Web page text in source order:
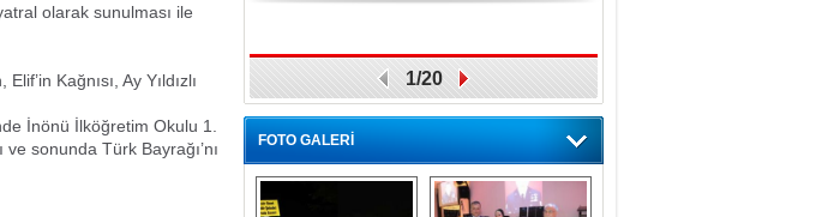
olarak sunulması ile
Kağnısı, Ay Yıldızlı
İnönü İlköğretim Okulu 1.
ve sonunda Türk Bayrağı’nı
1/20
FOTO GALERİ